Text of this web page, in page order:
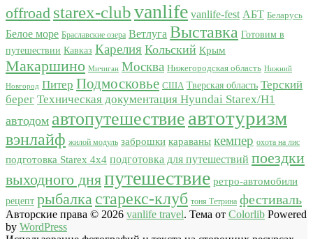
offroad starex-clubvanlife vanlife-fest АБТ Беларусь
Белое море Браславские озера Ветлуга Выставка Готовим в
путешествии Кавказ Карелия Кольский Крым
Макаршино Мичиган Москва Нижегородская область Нижний
Новгород Питер Подмосковье США Тверская область Терский
берег Техническая документация Hyundai Starex/H1
автодом автопутешествие автотуризм
вэнлайф жилой модуль заброшки караваны кемпер охота на лис
подготовка Starex 4x4 подготовка для путешествий поездки
выходного дняпутешествие ретро-автомобили
рецепт рыбалка старекс-клуб тоня Тетрина фестиваль
Авторские права © 2026 vanlife travel. Тема от Colorlib Powered
by WordPress